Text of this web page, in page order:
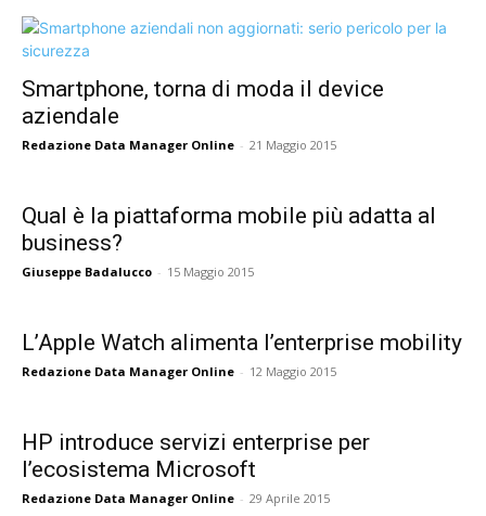
Smartphone, torna di moda il device
aziendale
Redazione Data Manager Online - 21 Maggio 2015
Qual è la piattaforma mobile più adatta al
business?
Giuseppe Badalucco - 15 Maggio 2015
L’Apple Watch alimenta l’enterprise mobility
Redazione Data Manager Online - 12 Maggio 2015
HP introduce servizi enterprise per
l’ecosistema Microsoft
Redazione Data Manager Online - 29 Aprile 2015